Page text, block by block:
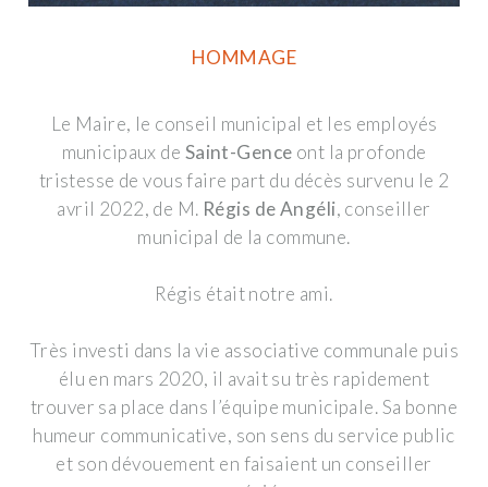
HOMMAGE
Le Maire, le conseil municipal et les employés
municipaux de Saint-Gence ont la profonde
tristesse de vous faire part du décès survenu le 2
avril 2022, de M. Régis de Angéli, conseiller
municipal de la commune.
Régis était notre ami.
Très investi dans la vie associative communale puis
élu en mars 2020, il avait su très rapidement
trouver sa place dans l’équipe municipale. Sa bonne
humeur communicative, son sens du service public
et son dévouement en faisaient un conseiller